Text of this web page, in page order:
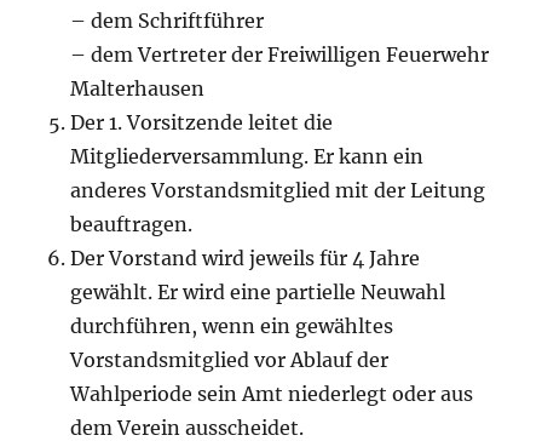
– dem Schriftführer
– dem Vertreter der Freiwilligen Feuerwehr
Malterhausen
Der 1. Vorsitzende leitet die
Mitgliederversammlung. Er kann ein
anderes Vorstandsmitglied mit der Leitung
beauftragen.
Der Vorstand wird jeweils für 4 Jahre
gewählt. Er wird eine partielle Neuwahl
durchführen, wenn ein gewähltes
Vorstandsmitglied vor Ablauf der
Wahlperiode sein Amt niederlegt oder aus
dem Verein ausscheidet.